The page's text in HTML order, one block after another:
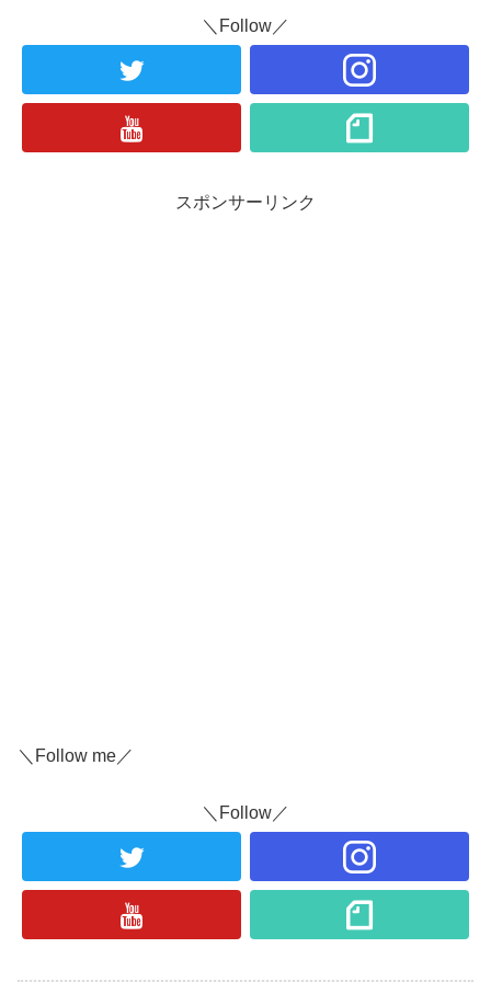
＼Follow／
スポンサーリンク
＼Follow me／
＼Follow／